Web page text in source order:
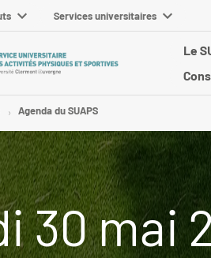
Services universitaires
Le
Agenda du SUAPS
30 mai